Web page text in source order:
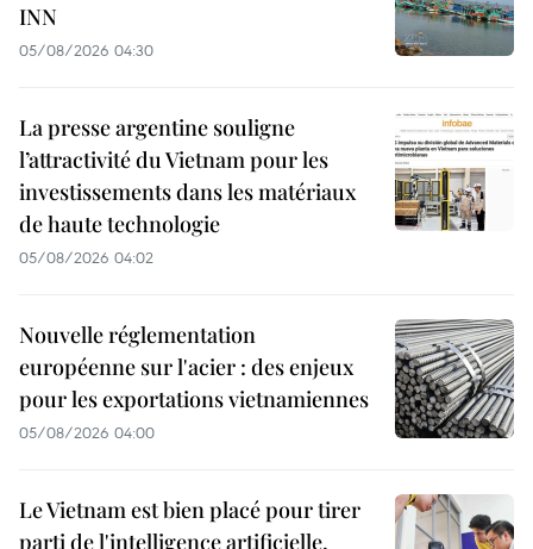
INN
05/08/2026 04:30
La presse argentine souligne
l’attractivité du Vietnam pour les
investissements dans les matériaux
de haute technologie
05/08/2026 04:02
Nouvelle réglementation
européenne sur l'acier : des enjeux
pour les exportations vietnamiennes
05/08/2026 04:00
Le Vietnam est bien placé pour tirer
parti de l'intelligence artificielle,